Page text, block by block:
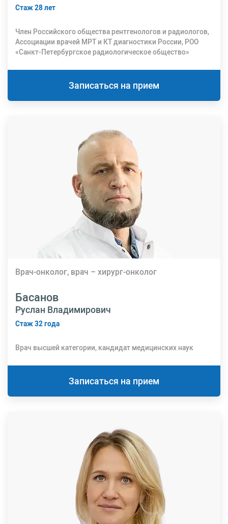
Стаж 28 лет
Член Российского общества рентгенологов и радиологов,
Ассоциации врачей МРТ и КТ диагностики России, РОО
«Санкт-Петербургское радиологическое общество»
Записаться на прием
Врач-онколог, врач – хирург-онколог
Басанов
Руслан Владимирович
Стаж 32 года
Врач высшей категории, кандидат медицинских наук
Записаться на прием